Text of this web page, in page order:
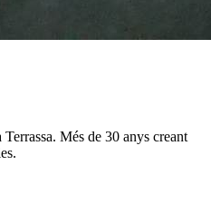
Més de 30 anys creant